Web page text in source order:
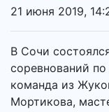
21 июня 2019,
В Сочи
соревнований
команда из
Мортикова,